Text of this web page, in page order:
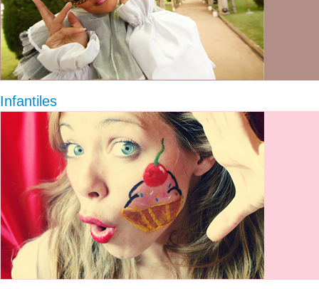
Infantiles